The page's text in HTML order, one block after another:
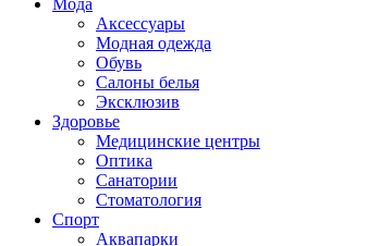
Мода
Аксессуары
Модная одежда
Обувь
Салоны белья
Эксклюзив
Здоровье
Медицинские центры
Оптика
Санатории
Стоматология
Спорт
Аквапарки